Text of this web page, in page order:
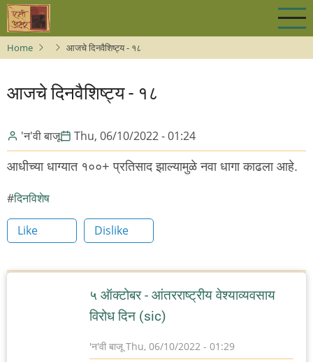
Skip
main
content
Home आजचे दिनवैशिष्ट्य - १८
आजचे दिनवैशिष्ट्य - १८
'न'वी बाजू Thu, 06/10/2022 - 01:24
आधीच्या धाग्यात १००+ प्रतिसाद झाल्यामुळे नवा धागा काढला आहे.
दिनविशेष
Like Dislike
५ ऑक्टोबर - आंतरराष्ट्रीय वेश्याव्यवसाय
विरोध दिन (sic)
'न'वी बाजू Thu, 06/10/2022 - 01:29